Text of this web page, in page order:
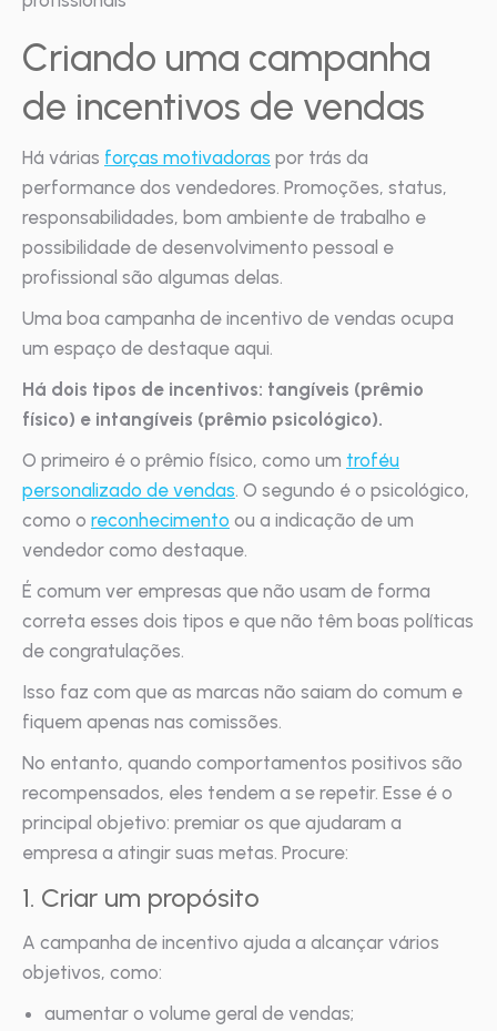
Criando uma campanha
de incentivos de vendas
Há várias forças motivadoras por trás da
performance dos vendedores. Promoções, status,
responsabilidades, bom ambiente de trabalho e
possibilidade de desenvolvimento pessoal e
profissional são algumas delas.
Uma boa campanha de incentivo de vendas ocupa
um espaço de destaque aqui.
Há dois tipos de incentivos: tangíveis (prêmio
físico) e intangíveis (prêmio psicológico).
O primeiro é o prêmio físico, como um troféu
personalizado de vendas. O segundo é o psicológico,
como o reconhecimento ou a indicação de um
vendedor como destaque.
É comum ver empresas que não usam de forma
correta esses dois tipos e que não têm boas políticas
de congratulações.
Isso faz com que as marcas não saiam do comum e
fiquem apenas nas comissões.
No entanto, quando comportamentos positivos são
recompensados, eles tendem a se repetir. Esse é o
principal objetivo: premiar os que ajudaram a
empresa a atingir suas metas. Procure:
1. Criar um propósito
A campanha de incentivo ajuda a alcançar vários
objetivos, como:
aumentar o volume geral de vendas;